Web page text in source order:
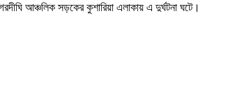
আঞ্চলিক সড়কের কুশারিয়া এলাকায় এ দুর্ঘটনা ঘটে।